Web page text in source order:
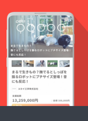
お願い
してお
りま
す。 ※
複数ご
支援い
ただい
た場合
も旗類
が連な
の装飾
がデザ
インさ
れたオ
リジナ
ルネー
ムアク
キーを
作成さ
せてい
ただき
開催
きま
す。 ③
のぼり
旗 当日
の装飾
に使用
する、
のぼり
旗を作
成いた
す。 の
旗 当日
の装飾
に使用
する、
のぼり
旗を作
成いた
しま
す。 の
ぼり旗
考欄に